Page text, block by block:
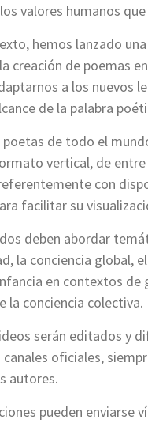
valores humanos
hemos lanzado
creación de poemas
a los nuevos
de la palabra
de todo el
vertical, de entre
con
facilitar su
deben abordar
la conciencia global,
en contextos de
la conciencia colectiva.
serán editados y
oficiales,
autores.
pueden enviarse